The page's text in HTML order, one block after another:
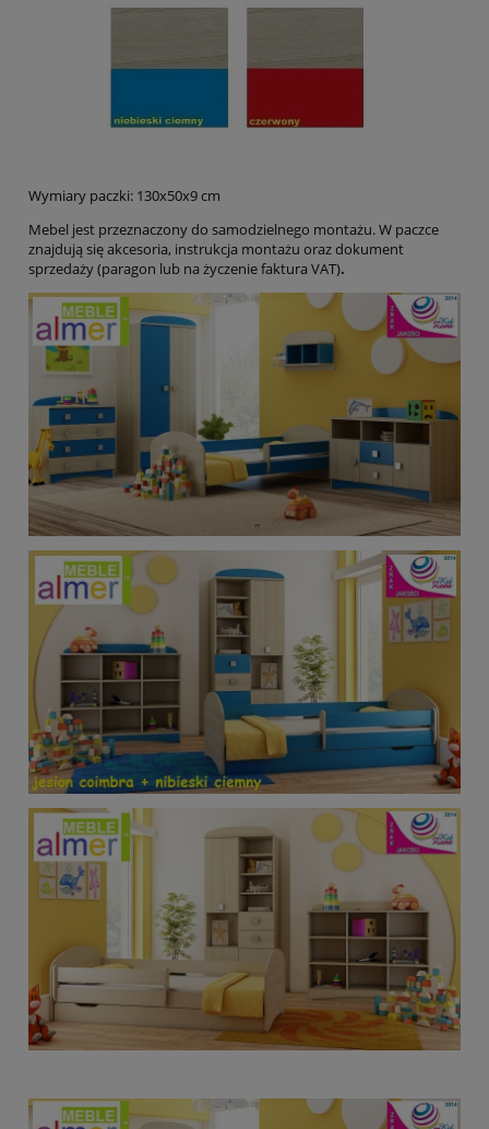
Wymiary paczki: 130x50x9 cm
Mebel jest przeznaczony do samodzielnego montażu. W paczce
znajdują się akcesoria, instrukcja montażu oraz dokument
sprzedaży (paragon lub na życzenie faktura VAT).